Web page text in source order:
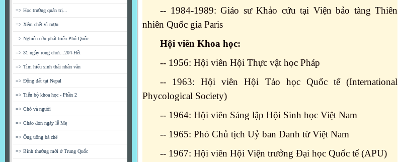
=> Học trường quản trị...
=> Xém chết vì rượu
=> Nghiên cứu phát triển Phú Quốc
=> 31 ngày rong chơi...204-Hết
=> Tìm hiểu sinh thái nhân văn
=> Động đất tại Nepal
=> Tiến bộ khoa học - Phần 2
=> Chó và người
=> Chào đón ngày lễ Mẹ
=> Ông uông bà chê
=> Bình thường mới ở Trung Quốc
-- 1984-1989: Giáo sư Khảo cứu tại Viện bảo tàng Thiên
nhiên Quốc gia Paris
Hội viên Khoa học:
-- 1956: Hội viên Hội Thực vật học Pháp
-- 1963: Hội viên Hội Tảo học Quốc tế (International
Phycological Society)
-- 1964: Hội viên Sáng lập Hội Sinh học Việt Nam
-- 1965: Phó Chủ tịch Uỷ ban Danh từ Việt Nam
-- 1967: Hội viên Hội Viện trưởng Đại học Quốc tế (APU)